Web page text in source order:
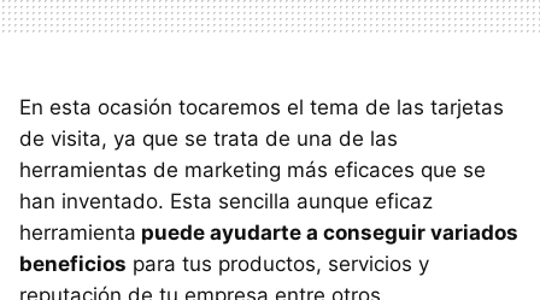
En esta ocasión tocaremos el tema de las tarjetas
de visita, ya que se trata de una de las
herramientas de marketing más eficaces que se
han inventado. Esta sencilla aunque eficaz
herramienta puede ayudarte a conseguir variados
beneficios para tus productos, servicios y
reputación de tu empresa entre otros.